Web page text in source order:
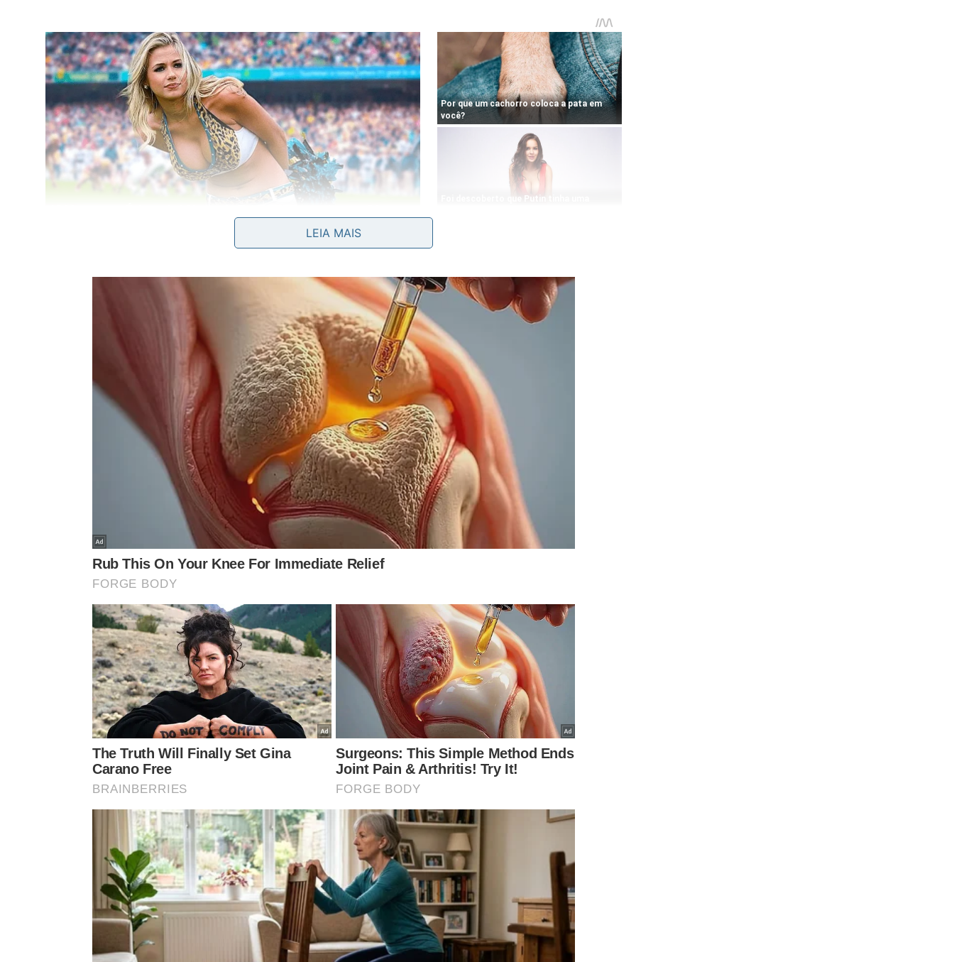
https://www.youtube.com/watch?v=N3b8K2m_L4o
Quais são os principais benefícios do step para a terceira idade?
Os ganhos do step vão além da queima calórica, envolvendo vários aspectos da funcionalidade do corpo.
A prática regular, feita com orientação e respeitando limites, pode colaborar para preservar a
independência e a confiança ao caminhar em diferentes ambientes.
Entre os efeitos frequentemente observados por profissionais de saúde , destacam-se:
Fortalecimento muscular:coxas, glúteos e panturrilhas mais fortes facilitam levantar da cadeira,
caminhar e subir escadas.
Melhora do equilíbrio e coordenação:alternar as pernas e manter o tronco alinhado treina a
estabilidade postural.
Estímulo cardiovascular:subir e descer degraus eleva a frequência cardíaca de forma moderada,
ajudando coração e pulmões.
Manutenção óssea: o impacto leve e repetido pode auxiliar na proteção contra a perda de massa
óssea.
Aumento da autonomia:mais força e resistência tornam tarefas diárias menos cansativas.
LEIA MAIS